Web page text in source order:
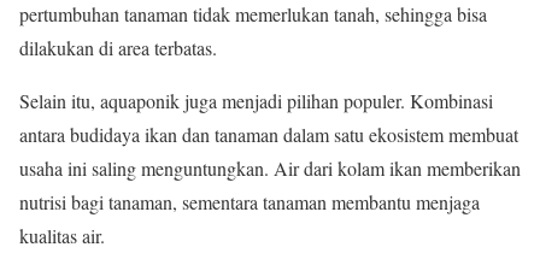
pertumbuhan tanaman tidak memerlukan tanah, sehingga bisa
dilakukan di area terbatas.
Selain itu, aquaponik juga menjadi pilihan populer. Kombinasi
antara budidaya ikan dan tanaman dalam satu ekosistem membuat
usaha ini saling menguntungkan. Air dari kolam ikan memberikan
nutrisi bagi tanaman, sementara tanaman membantu menjaga
kualitas air.